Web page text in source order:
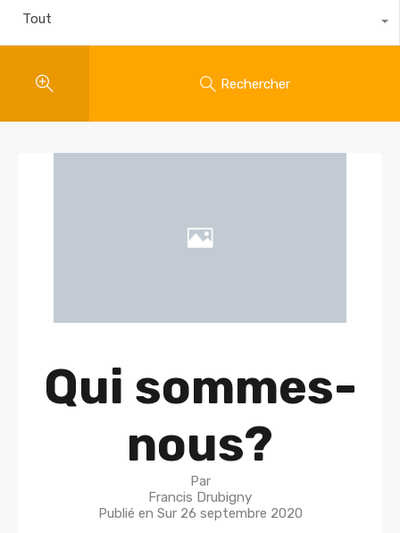
Tout
Rechercher
Qui sommes-
nous?
Par
Francis Drubigny
Publié en Sur 26 septembre 2020